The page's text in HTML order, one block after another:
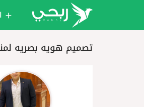
تصميم هويه بصريه